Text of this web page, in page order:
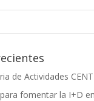
de Actividades
fomentar la I+D